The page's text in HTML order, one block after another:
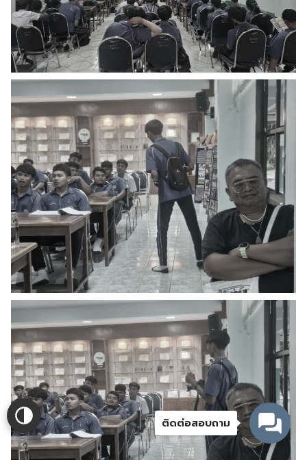
ติดต่อสอบถาม